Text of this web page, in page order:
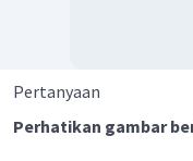
Pertanyaan
Perhatikan gambar